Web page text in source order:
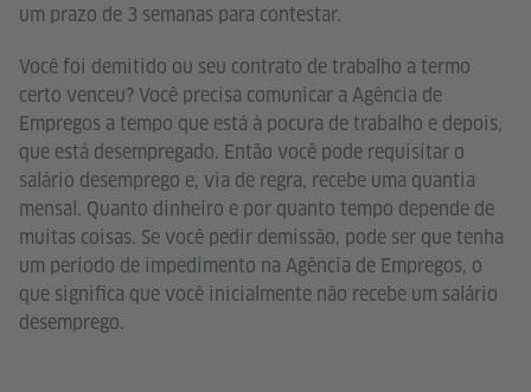
um prazo de 3 semanas para contestar.
Você foi demitido ou seu contrato de trabalho a termo
certo venceu? Você precisa comunicar a Agência de
Empregos a tempo que está à pocura de trabalho e depois,
que está desempregado. Então você pode requisitar o
salário desemprego e, via de regra, recebe uma quantia
mensal. Quanto dinheiro e por quanto tempo depende de
muitas coisas. Se você pedir demissão, pode ser que tenha
um período de impedimento na Agência de Empregos, o
que significa que você inicialmente não recebe um salário
desemprego.